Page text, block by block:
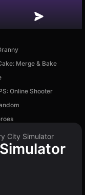
Merge & Bake
Online Shooter
City Simulator